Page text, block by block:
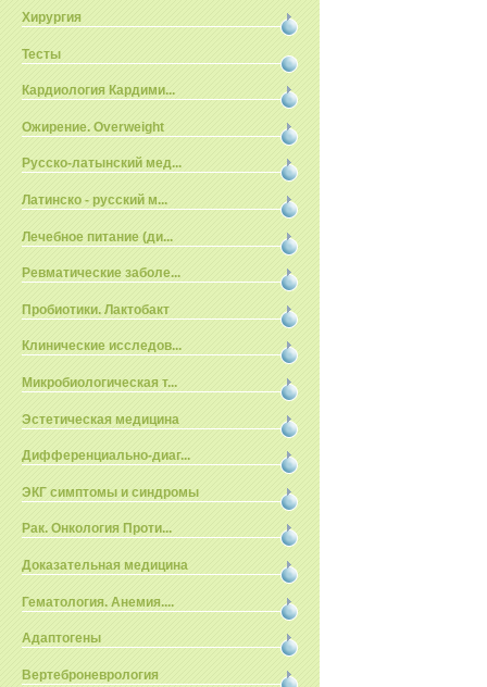
Хирургия
Тесты
Кардиология Кардими...
Ожирение. Overweight
Русско-латынский мед...
Латинско - русский м...
Лечебное питание (ди...
Ревматические заболе...
Пробиотики. Лактобакт
Клинические исследов...
Микробиологическая т...
Эстетическая медицина
Дифференциально-диаг...
ЭКГ симптомы и синдромы
Рак. Онкология Проти...
Доказательная медицина
Гематология. Анемия....
Адаптогены
Вертеброневрология